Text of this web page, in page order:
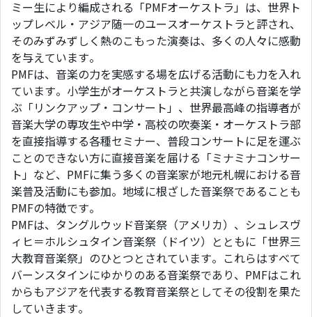
ミー生により編成される「PMFオーケストラ」は、世界ト
ップレベル・アジア随一のユースオーケストラと評され、
そのみずみずしく熱のこもった演奏は、多くの人々に感動
を与えています。
PMFは、音楽の力を実感する場を広げる活動にも力を入れ
ています。小学生がオーケストラと共演しながら音楽を学
ぶ「リンクアップ・コンサート」、世界最高峰の指導者が
音楽大学の専攻生や中学・高校の吹奏楽・オーケストラ部
を直接指導する各種セミナー、普段コンサートに足を運ぶ
ことのできない方に直接音楽を届ける「ミナミナコンサー
ト」など、PMFに集う多くの音楽家が地元札幌における音
楽普及活動にも参加。地域に根ざした音楽祭であることも
PMFの特徴です。
PMFは、タングルウッド音楽祭（アメリカ）、シュレスヴ
ィヒ＝ホルシュタイン音楽祭（ドイツ）とともに「世界三
大教育音楽祭」のひとつとされています。これらはすべて
バーンスタインにゆかりのある音楽祭であり、PMFはこれ
からもアジアを代表する教育音楽祭としてその役割を果た
していきます。